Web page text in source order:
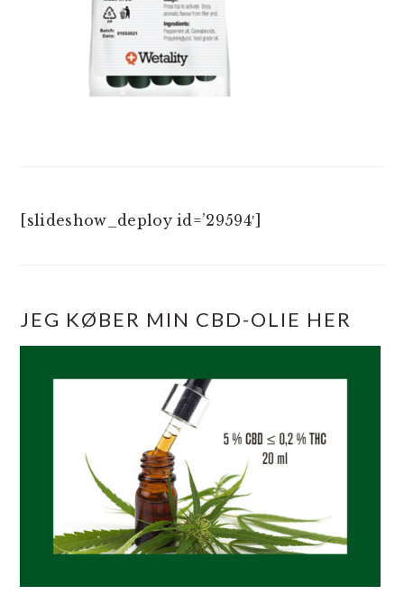
[slideshow_deploy id=’29594′]
JEG KØBER MIN CBD-OLIE HER